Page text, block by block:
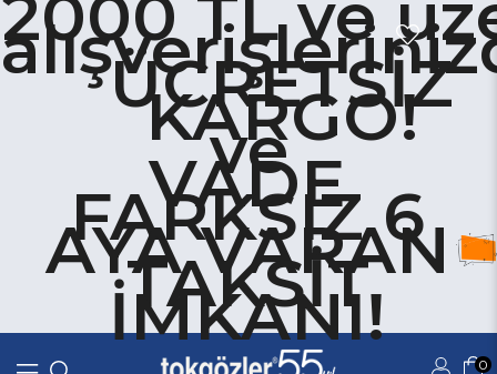
ÜCRETSİZ
KARGO!
ve
VADE
FARKSIZ 6
AYA VARAN
TAKSİT
İMKANI!
0